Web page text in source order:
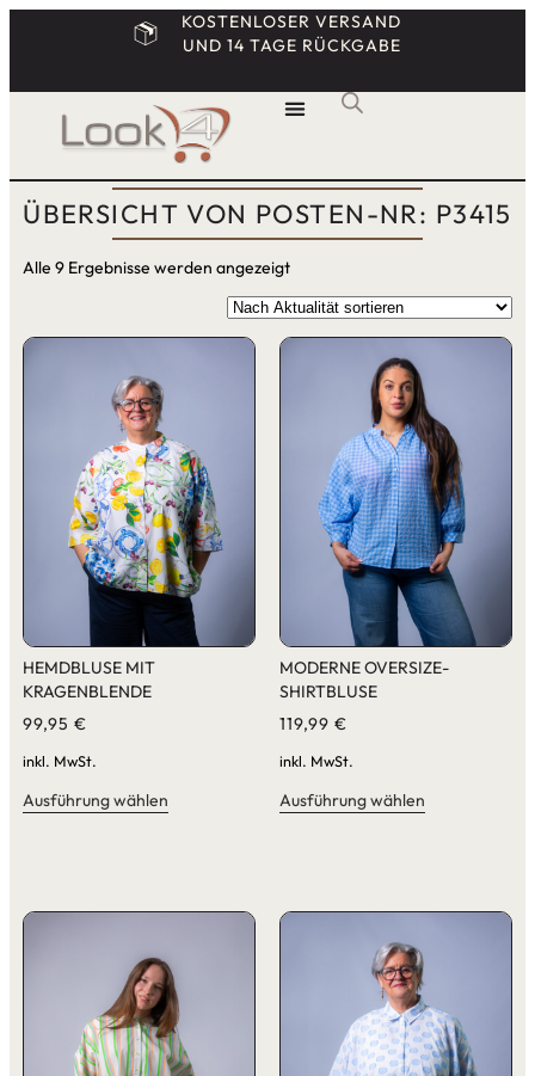
KOSTENLOSER VERSAND
UND 14 TAGE RÜCKGABE
ÜBERSICHT VON POSTEN-NR: P3415
Alle 9 Ergebnisse werden angezeigt
HEMDBLUSE MIT
KRAGENBLENDE
99,95 €
inkl. MwSt.
Ausführung wählen
MODERNE OVERSIZE-
SHIRTBLUSE
119,99 €
inkl. MwSt.
Ausführung wählen